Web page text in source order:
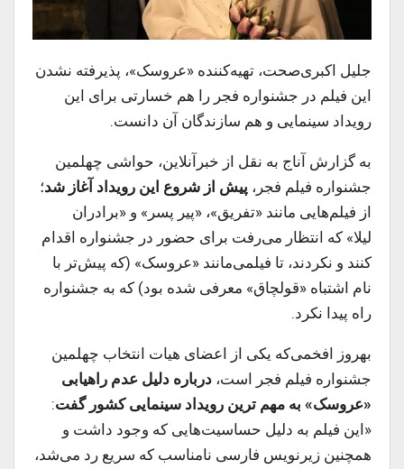
جلیل اکبری‌صحت، تهیه‌کننده «عروسک»، پذیرفته نشدن
این فیلم در جشنواره فجر را هم خسارتی برای این
رویداد سینمایی و هم سازندگان آن دانست.
به گزارش آناج به نقل از خبرآنلاین، حواشی چهلمین
جشنواره فیلم فجر، پیش از شروع این رویداد آغاز شد؛
از فیلم‌هایی مانند «تفریق»، «پیر پسر» و «برادران
لیلا» که انتظار می‌رفت برای حضور در جشنواره اقدام
کنند و نکردند، تا فیلمی‌مانند «عروسک» (که پیش‌تر با
نام اشتباه «قولچاق» معرفی شده بود) که به جشنواره
راه پیدا نکرد.
بهروز افخمی‌که یکی از اعضای هیات انتخاب چهلمین
جشنواره فیلم فجر است،درباره دلیل عدم راهیابی
«عروسک» به مهم ترین رویداد سینمایی کشور گفت:
«این فیلم به دلیل حساسیت‌هایی که وجود داشت و
همچنین زیرنویس فارسی نامناسب که سریع رد می‌شد،